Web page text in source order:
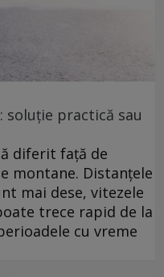
soluție practică sau
diferit față de
montane. Distanțele
mai dese, vitezele
trece rapid de la
cu vreme